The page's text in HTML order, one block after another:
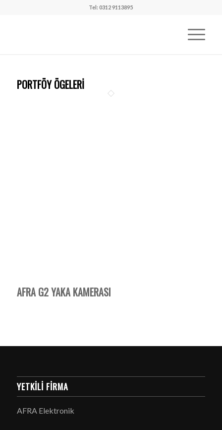
Tel: 0312 9113895
PORTFÖY ÖGELERI
AFRA G2 YAKA KAMERASI
YETKILI FIRMA
AFRA Elektronik